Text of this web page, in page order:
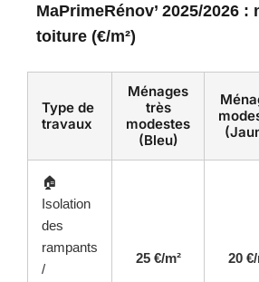
MaPrimeRénov’ 2025/2026
toiture (€/m²)
Type de
travaux
Ménages
très
modestes
(Bleu)
🏠
Isolation
des
rampants
/
25 €/m² 20 €/